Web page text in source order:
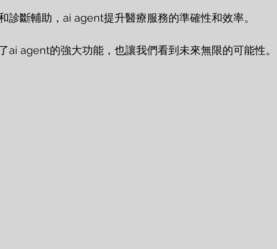
診斷輔助，ai agent提升醫療服務的準確性和效率。
ai agent的強大功能，也讓我們看到未來無限的可能性。